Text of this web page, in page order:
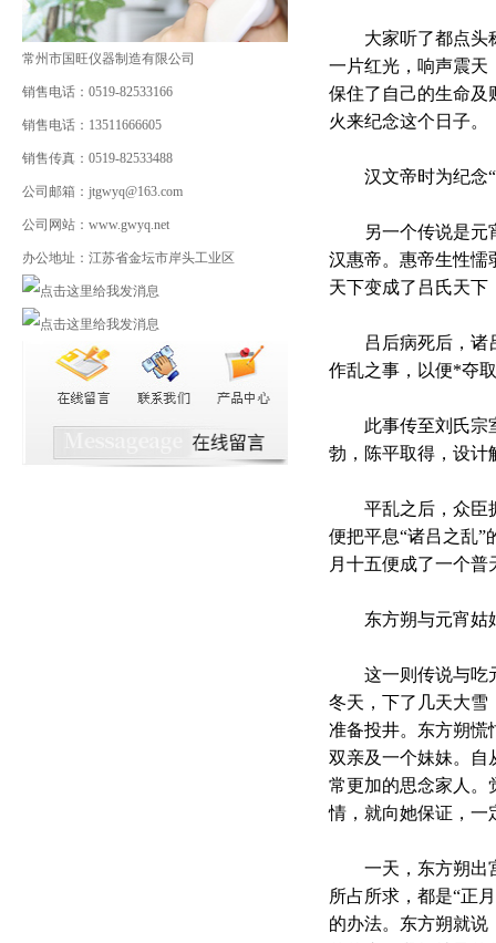
常州市国旺仪器制造有限公司
销售电话：0519-82533166
销售电话：13511666605
销售传真：0519-82533488
公司邮箱：jtgwyq@163.com
公司网站：www.gwyq.net
办公地址：江苏省金坛市岸头工业区
大家听了都点头称
一片红光，响声震天
保住了自己的生命及
火来纪念这个日子。
汉文帝时为纪念“
另一个传说是元宵
汉惠帝。惠帝生性懦
天下变成了吕氏天下
吕后病死后，诸吕
作乱之事，以便*夺
此事传至刘氏宗室
勃，陈平取得，设计
平乱之后，众臣拥
便把平息“诸吕之乱”
月十五便成了一个
东方朔与元宵姑
这一则传说与吃元
冬天，下了几天大雪
准备投井。东方朔慌
双亲及一个妹妹。自
常更加的思念家人。
情，就向她保证，一
一天，东方朔出宫
所占所求，都是“正
的办法。东方朔就说